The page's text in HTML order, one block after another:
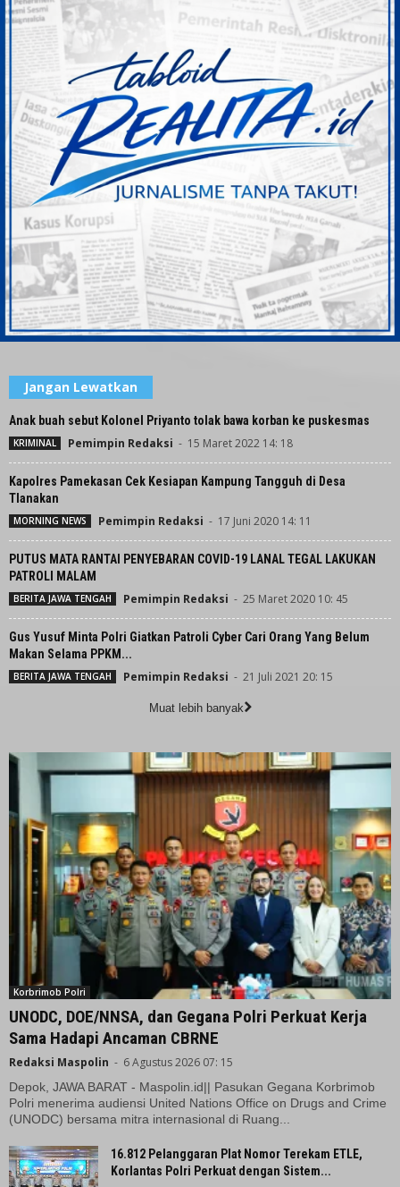
Jangan Lewatkan
Anak buah sebut Kolonel Priyanto tolak bawa korban ke puskesmas
KRIMINAL Pemimpin Redaksi - 15 Maret 2022 14: 18
Kapolres Pamekasan Cek Kesiapan Kampung Tangguh di Desa
Tlanakan
MORNING NEWS Pemimpin Redaksi - 17 Juni 2020 14: 11
PUTUS MATA RANTAI PENYEBARAN COVID-19 LANAL TEGAL LAKUKAN
PATROLI MALAM
BERITA JAWA TENGAH Pemimpin Redaksi - 25 Maret 2020 10: 45
Gus Yusuf Minta Polri Giatkan Patroli Cyber Cari Orang Yang Belum
Makan Selama PPKM...
BERITA JAWA TENGAH Pemimpin Redaksi - 21 Juli 2021 20: 15
Muat lebih banyak
Korbrimob Polri
UNODC, DOE/NNSA, dan Gegana Polri Perkuat Kerja
Sama Hadapi Ancaman CBRNE
Redaksi Maspolin - 6 Agustus 2026 07: 15
Depok, JAWA BARAT - Maspolin.id|| Pasukan Gegana Korbrimob
Polri menerima audiensi United Nations Office on Drugs and Crime
(UNODC) bersama mitra internasional di Ruang...
16.812 Pelanggaran Plat Nomor Terekam ETLE,
Korlantas Polri Perkuat dengan Sistem...